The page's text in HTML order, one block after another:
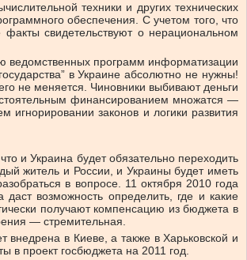
техники и других технических
обеспечения. С учетом того, что
свидетельствуют о нерациональном
ведомственных программ информатизации
в Украине абсолютно не нужны!
не меняется. Чиновники выбивают деньги
финансированием множатся —
игнорировании законов и логики развития
и Украина будет обязательно переходить
житель и России, и Украины будет иметь
в вопросе. 11 октября 2010 года
возможность определить, где и какие
получают компенсацию из бюджета в
— стремительная.
в Киеве, а также в Харьковской и
в проект госбюджета на 2011 год.